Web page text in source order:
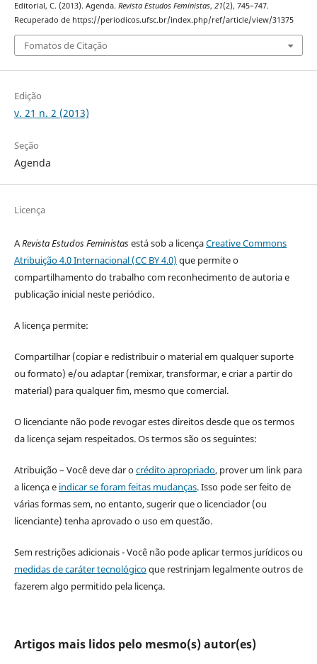
Editorial, C. (2013). Agenda. Revista Estudos Feministas, 21(2), 745–747.
Recuperado de https://periodicos.ufsc.br/index.php/ref/article/view/31375
Fomatos de Citação
Edição
v. 21 n. 2 (2013)
Seção
Agenda
Licença
ARevista Estudos Feministasestá sob a licençaCreative Commons
Atribuição 4.0 Internacional (CC BY 4.0) que permite o
compartilhamento do trabalho com reconhecimento de autoria e
publicação inicial neste periódico.
A licença permite:
Compartilhar (copiar e redistribuir o material em qualquer suporte
ou formato) e/ou adaptar (remixar, transformar, e criar a partir do
material) para qualquer fim, mesmo que comercial.
O licenciante não pode revogar estes direitos desde que os termos
da licença sejam respeitados. Os termos são os seguintes:
Atribuição – Você deve dar ocrédito apropriado, prover um link para
a licença e indicar se foram feitas mudanças. Isso pode ser feito de
várias formas sem, no entanto, sugerir que o licenciador (ou
licenciante) tenha aprovado o uso em questão.
Sem restrições adicionais - Você não pode aplicar termos jurídicos ou
medidas de caráter tecnológicoque restrinjam legalmente outros de
fazerem algo permitido pela licença.
Artigos mais lidos pelo mesmo(s) autor(es)